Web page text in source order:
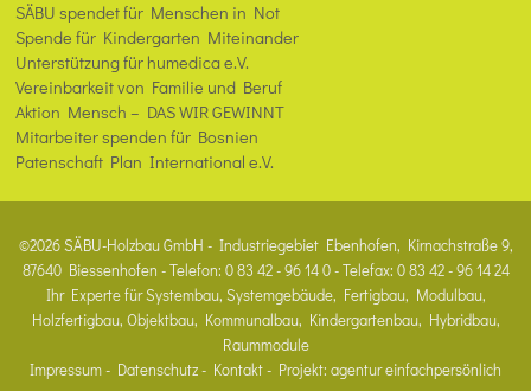
SÄBU spendet für Menschen in Not
Spende für Kindergarten Miteinander
Unterstützung für humedica e.V.
Vereinbarkeit von Familie und Beruf
Aktion Mensch – DAS WIR GEWINNT
Mitarbeiter spenden für Bosnien
Patenschaft Plan International e.V.
©2026 SÄBU-Holzbau GmbH - Industriegebiet Ebenhofen, Kirnachstraße 9,
87640 Biessenhofen - Telefon: 0 83 42 - 96 14 0 - Telefax: 0 83 42 - 96 14 24
Ihr Experte für Systembau, Systemgebäude, Fertigbau, Modulbau,
Holzfertigbau, Objektbau, Kommunalbau, Kindergartenbau, Hybridbau,
Raummodule
Impressum- Datenschutz- Kontakt- Projekt: agentur einfachpersönlich